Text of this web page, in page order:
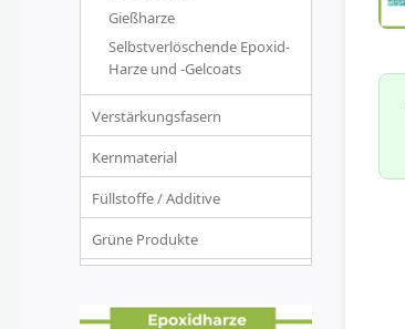
Gießharze
Selbstverlöschende Epoxid-
Harze und -Gelcoats
Verstärkungsfasern
Kernmaterial
Füllstoffe / Additive
Grüne Produkte